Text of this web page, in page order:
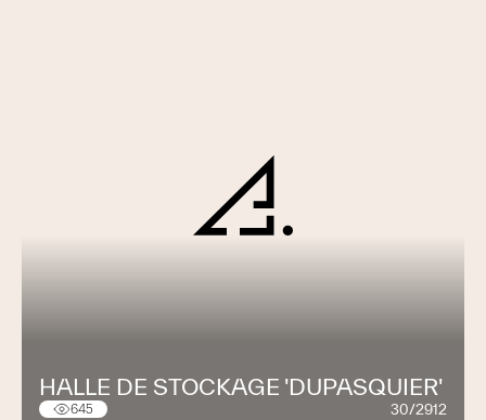
HALLE DE STOCKAGE 'DUPASQUIER'
645 30/2912